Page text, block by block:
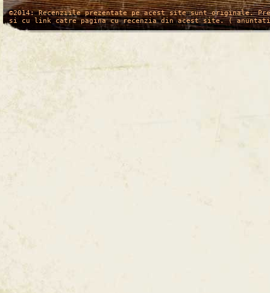
/* */
©2014: Recenziile prezentate pe acest site sunt originale.
si cu link catre pagina cu recenzia din acest site. (